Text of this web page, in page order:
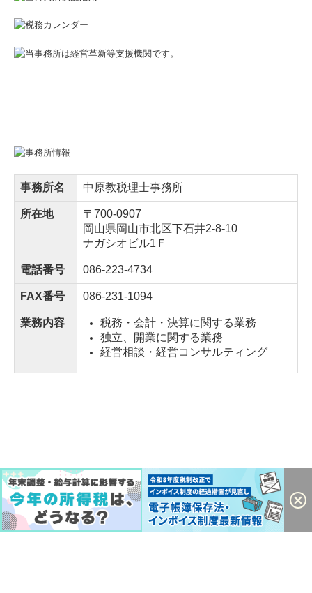
事務所名 中原教税理士事務所
所在地
〒700-0907
岡山県岡山市北区下石井2-8-10
ナガシオビル1Ｆ
電話番号 086-223-4734
FAX番号 086-231-1094
業務内容
税務・会計・決算に関する業務
独立、開業に関する業務
経営相談・経営コンサルティング